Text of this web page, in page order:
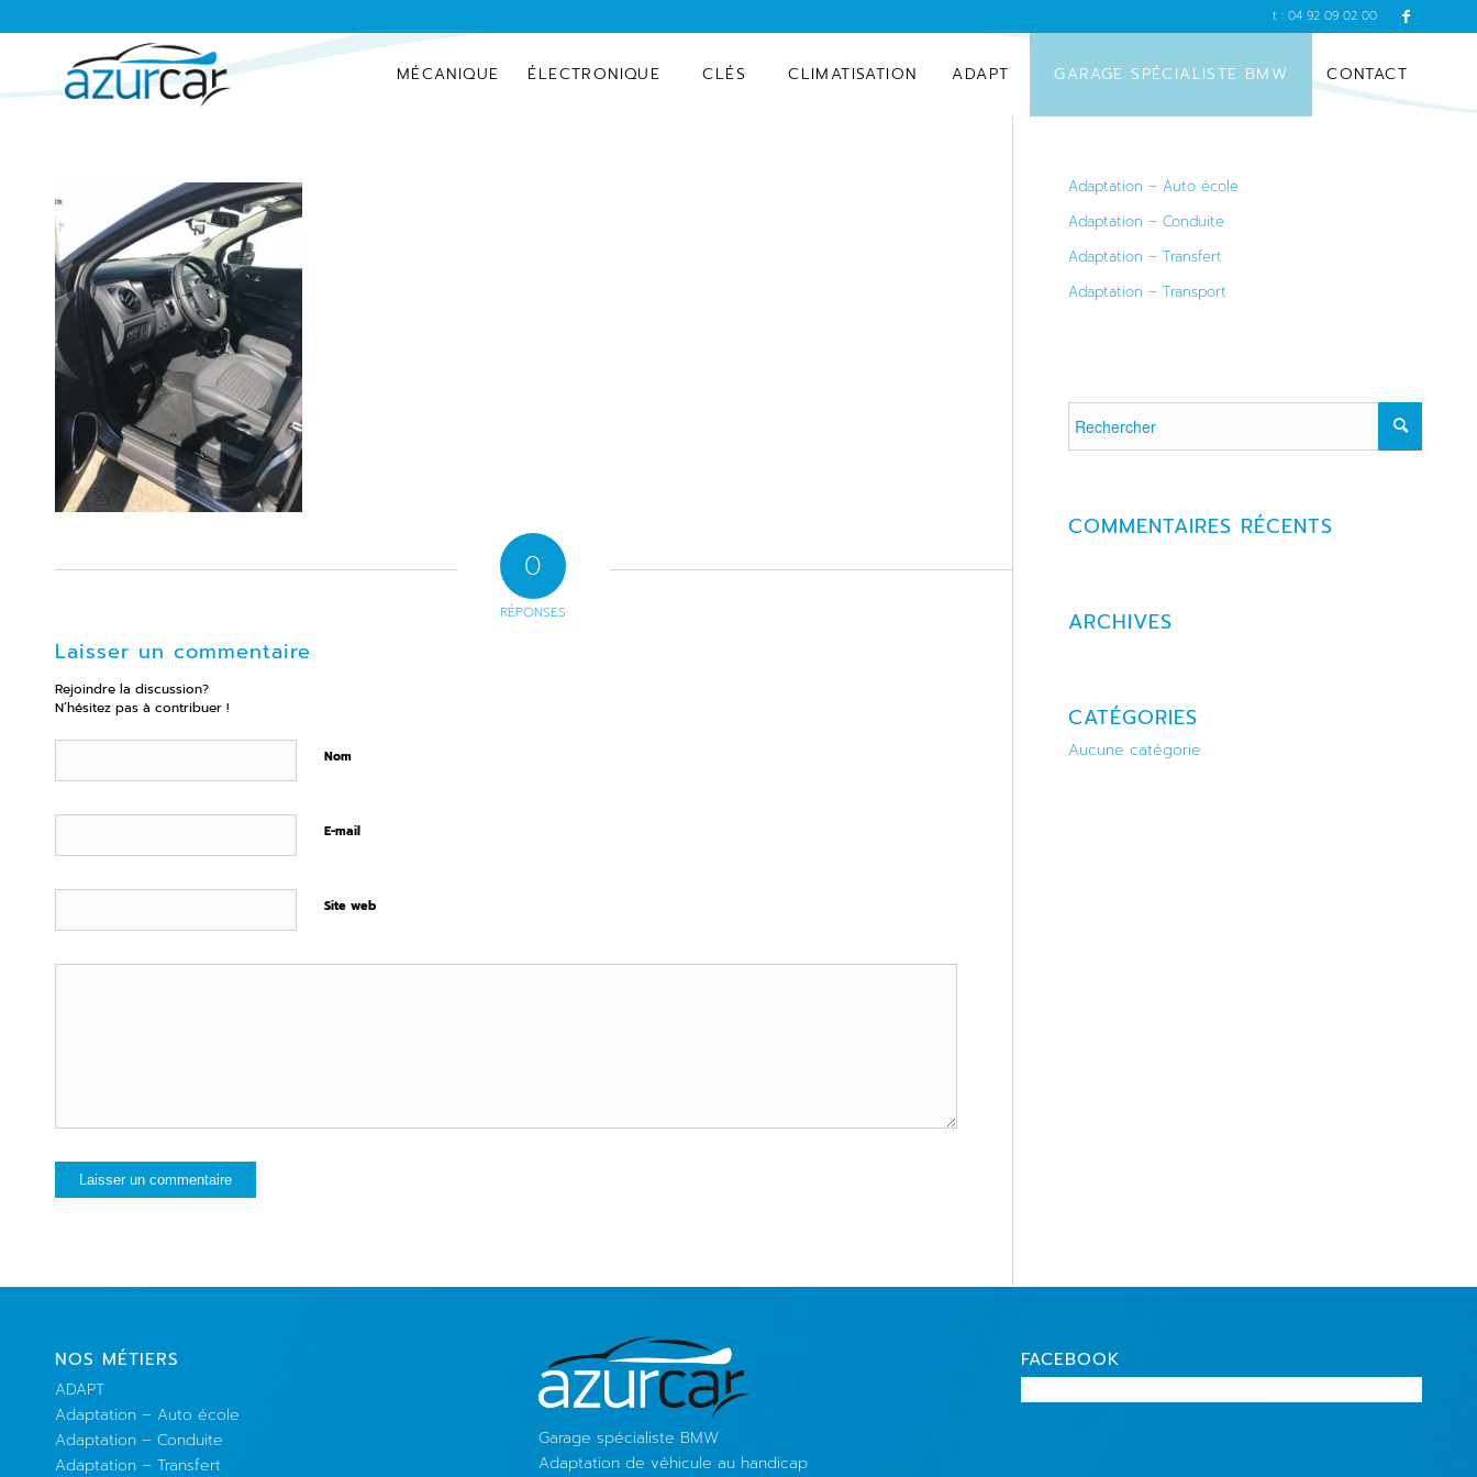
t : 04 92 09 02 00
MÉCANIQUE ÉLECTRONIQUE CLÉS CLIMATISATION ADAPT GARAGE SPÉCIALISTE BMW CONTACT
0
RÉPONSES
Laisser un commentaire
Rejoindre la discussion?
N’hésitez pas à contribuer !
Nom
E-mail
Site web
Adaptation – Auto école
Adaptation – Conduite
Adaptation – Transfert
Adaptation – Transport
COMMENTAIRES RÉCENTS
ARCHIVES
CATÉGORIES
Aucune catégorie
NOS MÉTIERS
ADAPT
Adaptation – Auto école
Adaptation – Conduite
Adaptation – Transfert
Garage spécialiste BMW
Adaptation de véhicule au handicap
FACEBOOK